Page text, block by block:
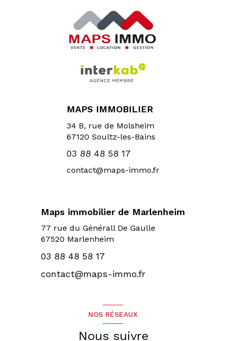
MAPS IMMOBILIER
34 B, rue de Molsheim
67120 Soultz-les-Bains
03 88 48 58 17
contact@maps-immo.fr
Maps immobilier de Marlenheim
77 rue du Générall De Gaulle
67520 Marlenheim
03 88 48 58 17
contact@maps-immo.fr
NOS RÉSEAUX
Nous suivre